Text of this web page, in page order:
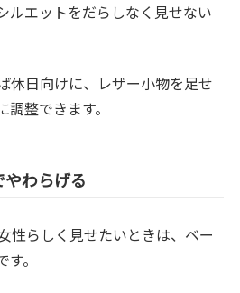
ルエットをだらしなく見せない
休日向けに、レザー小物を足せ
整できます。
わらげる
性らしく見せたいときは、ベー
。